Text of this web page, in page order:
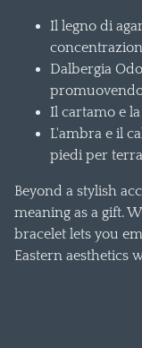
Il legno di
Dalbergia
Il cartamo e
L'ambra e il
piedi per
Beyond a stylish
meaning as a gift.
bracelet lets you
Eastern aesthetics